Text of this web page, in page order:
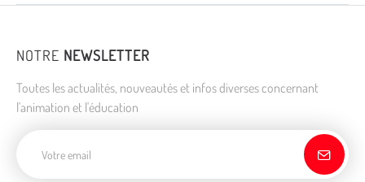
NOTRE NEWSLETTER
Toutes les actualités, nouveautés et infos diverses concernant
l'animation et l'éducation